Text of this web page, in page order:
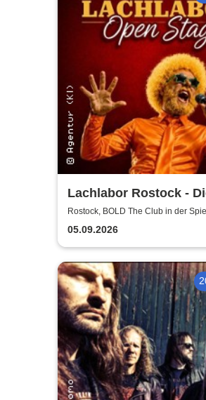
Lachlabor Rostock -
Comedy-Testbühne im
The Club
Rostock, BOLD The Club in der
Rostock
05.09.2026